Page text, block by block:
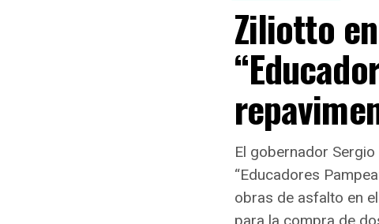
Ziliotto
El gobernador
“Educadores
obras de asfalto en